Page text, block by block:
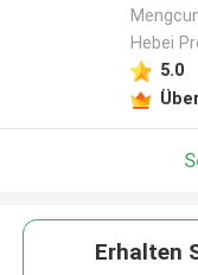
Hebei
5.0
Erhalten